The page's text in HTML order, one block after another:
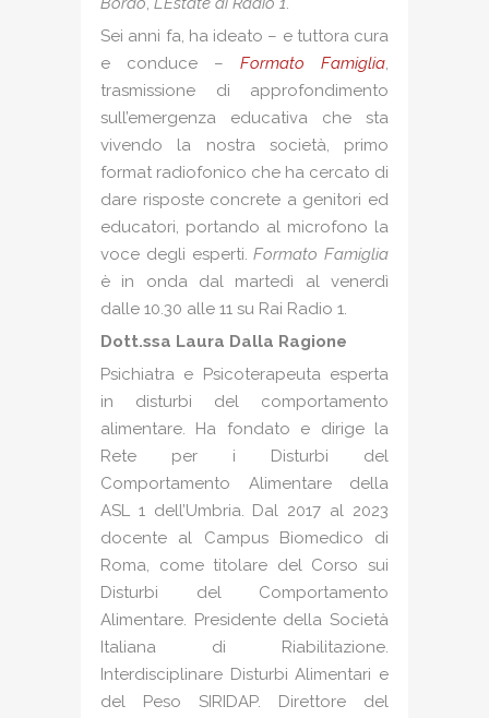
Sei anni fa, ha ideato – e tuttora cura
e conduce – Formato Famiglia,
trasmissione di approfondimento
sull’emergenza educativa che sta
vivendo la nostra società, primo
format radiofonico che ha cercato di
dare risposte concrete a genitori ed
educatori, portando al microfono la
voce degli esperti.Formato Famiglia
è in onda dal martedì al venerdì
dalle 10.30 alle 11 su Rai Radio 1.
Dott.ssa Laura Dalla Ragione
Psichiatra e Psicoterapeuta esperta
in disturbi del comportamento
alimentare. Ha fondato e dirige la
Rete per i Disturbi del
Comportamento Alimentare della
ASL 1 dell’Umbria. Dal 2017 al 2023
docente al Campus Biomedico di
Roma, come titolare del Corso sui
Disturbi del Comportamento
Alimentare. Presidente della Società
Italiana di Riabilitazione.
Interdisciplinare Disturbi Alimentari e
del Peso SIRIDAP. Direttore del